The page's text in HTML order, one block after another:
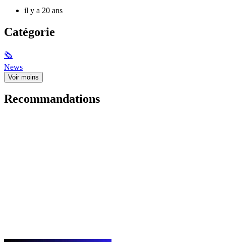
il y a 20 ans
Catégorie
🗞
News
Voir moins
Recommandations